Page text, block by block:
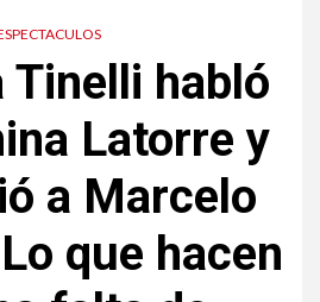
Tinelli habló
Latorre y
a Marcelo
que hacen